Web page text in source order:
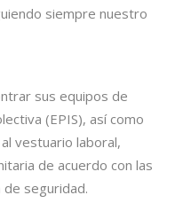
siempre nuestro
sus equipos de
(EPIS), así como
vestuario laboral,
de acuerdo con las
seguridad.